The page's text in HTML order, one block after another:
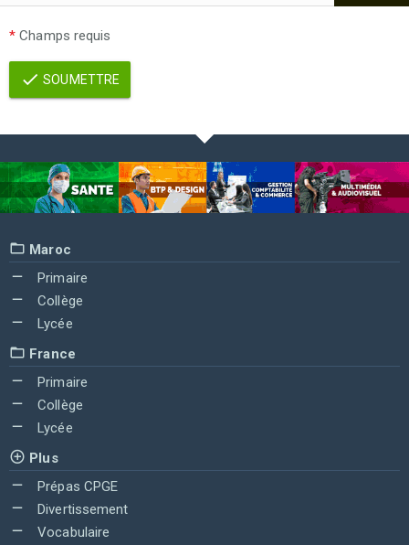
* Champs requis
SOUMETTRE
Maroc
Primaire
Collège
Lycée
France
Primaire
Collège
Lycée
Plus
Prépas CPGE
Divertissement
Vocabulaire